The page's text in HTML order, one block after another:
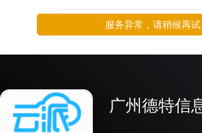
广州德特信
服务异常，请稍候再试